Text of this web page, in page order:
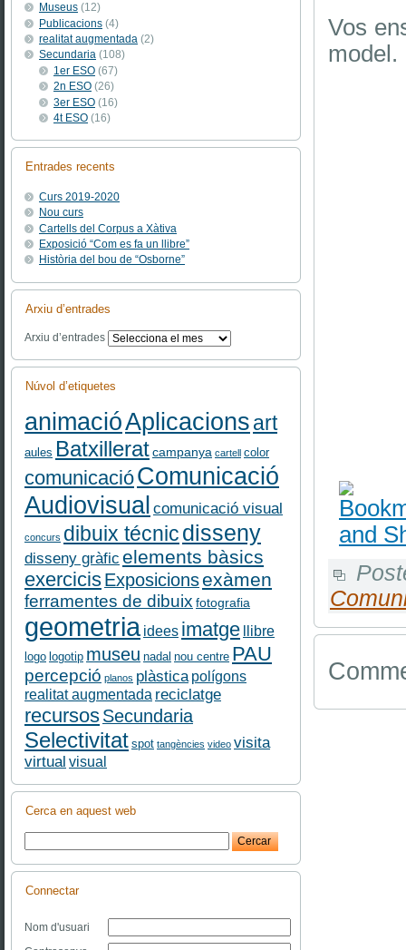
Museus (12)
Publicacions (4)
realitat augmentada (2)
Secundaria (108)
1er ESO (67)
2n ESO (26)
3er ESO (16)
4t ESO (16)
Entrades recents
Curs 2019-2020
Nou curs
Cartells del Corpus a Xàtiva
Exposició “Com es fa un llibre”
Història del bou de “Osborne”
Arxiu d’entrades
Arxiu d’entrades
Núvol d’etiquetes
animacióAplicacionsart
aules Batxilleratcampanya cartell color
comunicacióComunicació
Audiovisual comunicació visual
concurs dibuix técnicdisseny
disseny gràfic elements bàsics
exercicisExposicionsexàmen
ferramentes de dibuix fotografia
geometria idees imatge llibre
logo logotip museu nadal nou centre PAU
percepció planos plàstica polígons
realitat augmentada reciclatge
recursosSecundaria
Selectivitat spot tangències video visita
virtual visual
Cerca en aquest web
Connectar
Nom d'usuari
Vos
model.